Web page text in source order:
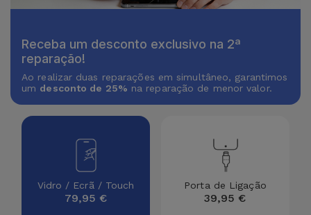
Receba um desconto exclusivo na 2ª
reparação!
Ao realizar duas reparações em simultâneo, garantimos
um desconto de 25% na reparação de menor valor.
Vidro / Ecrã / Touch
79,95 €
Porta de Ligação
39,95 €